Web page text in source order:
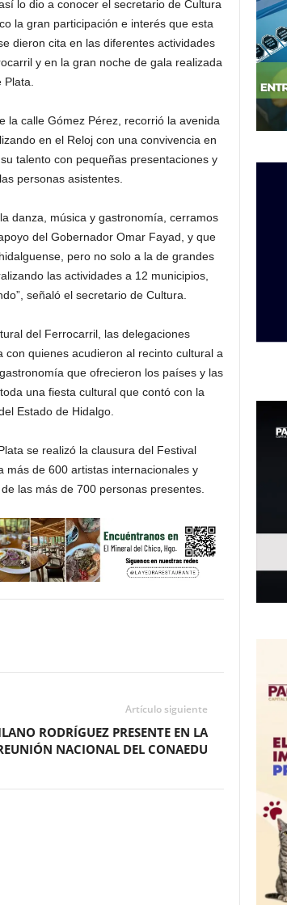
lo dio a conocer el secretario de Cultura
la gran participación e interés que esta
dieron cita en las diferentes actividades
y en la gran noche de gala realizada
la calle Gómez Pérez, recorrió la avenida
en el Reloj con una convivencia en
talento con pequeñas presentaciones y
personas asistentes.
danza, música y gastronomía, cerramos
del Gobernador Omar Fayad, y que
pero no solo a la de grandes
las actividades a 12 municipios,
señaló el secretario de Cultura.
del Ferrocarril, las delegaciones
quienes acudieron al recinto cultural a
que ofrecieron los países y las
una fiesta cultural que contó con la
Estado de Hidalgo.
se realizó la clausura del Festival
más de 600 artistas internacionales y
las más de 700 personas presentes.
Artículo siguiente
RODRÍGUEZ PRESENTE EN LA
NACIONAL DEL CONAEDU